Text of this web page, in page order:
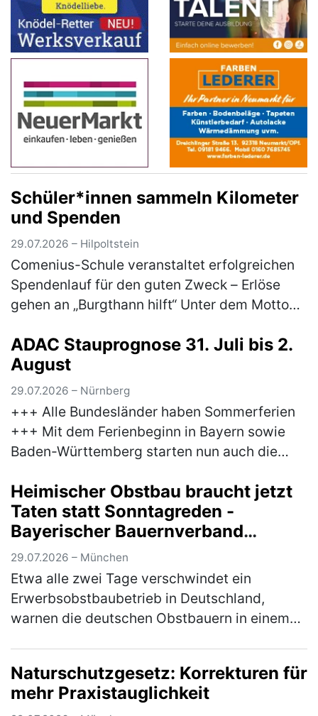
Schüler*innen sammeln Kilometer
und Spenden
29.07.2026 – Hilpoltstein
Comenius-Schule veranstaltet erfolgreichen
Spendenlauf für den guten Zweck – Erlöse
gehen an „Burgthann hilft“ Unter dem Motto
die Comenius-Schule der Rummel…(mehr)
ADAC Stauprognose 31. Juli bis 2.
August
29.07.2026 – Nürnberg
+++ Alle Bundesländer haben Sommerferien
+++ Mit dem Ferienbeginn in Bayern sowie
Baden-Württemberg starten nun auch die
Damit erreicht der Reiseverkehr sein…(mehr)
Heimischer Obstbau braucht jetzt
Taten statt Sonntagreden -
Bayerischer Bauernverband
unterstützt Brandbrief der
Obstbauern
29.07.2026 – München
Etwa alle zwei Tage verschwindet ein
Erwerbsobstbaubetrieb in Deutschland,
warnen die deutschen Obstbauern in einem
Mitunterzei…(mehr)
Naturschutzgesetz: Korrekturen für
mehr Praxistauglichkeit